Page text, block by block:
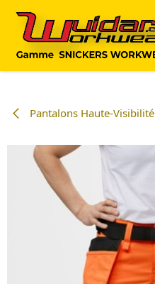
Pantalons Haute-Visibilité